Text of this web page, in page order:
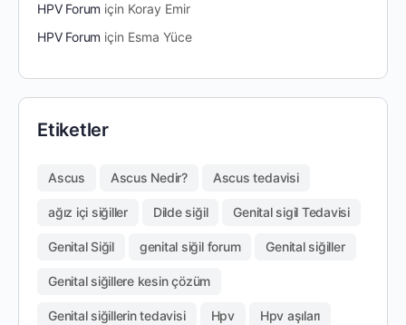
HPV Forum için Koray Emir
HPV Forum için Esma Yüce
Etiketler
Ascus Ascus Nedir? Ascus tedavisi
ağız içi siğiller Dilde siğil Genital sigil Tedavisi
Genital Siğil genital siğil forum Genital siğiller
Genital siğillere kesin çözüm
Genital siğillerin tedavisi Hpv Hpv aşıları